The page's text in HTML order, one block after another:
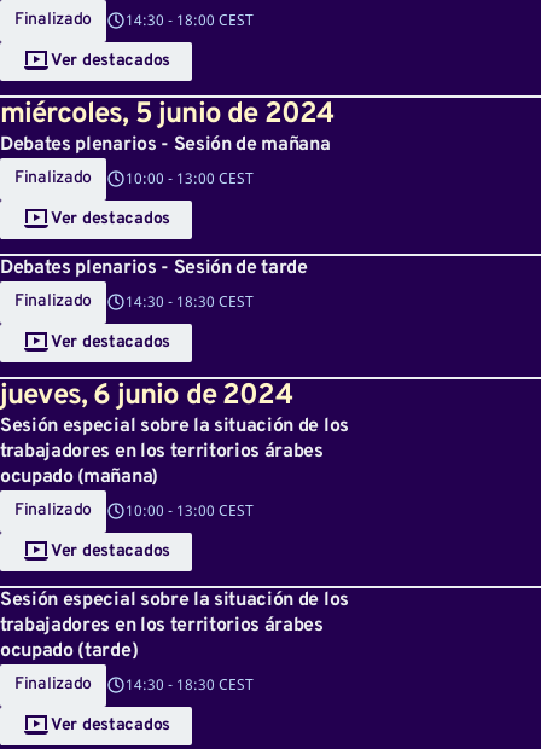
Finalizado 14:30 - 18:00 CEST
Ver destacados
miércoles, 5 junio de 2024
Debates plenarios - Sesión de mañana
Finalizado 10:00 - 13:00 CEST
Ver destacados
Debates plenarios - Sesión de tarde
Finalizado 14:30 - 18:30 CEST
Ver destacados
jueves, 6 junio de 2024
Sesión especial sobre la situación de los
trabajadores en los territorios árabes
ocupado (mañana)
Finalizado 10:00 - 13:00 CEST
Ver destacados
Sesión especial sobre la situación de los
trabajadores en los territorios árabes
ocupado (tarde)
Finalizado 14:30 - 18:30 CEST
Ver destacados